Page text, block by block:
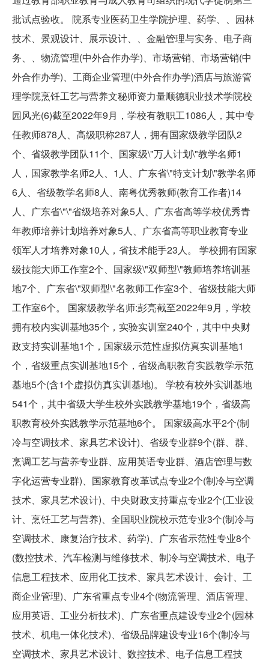
批试点验收。 院系专业医药卫生学院护理、药学、、园林
技术、景观设计、展示设计、、金融管理与实务、电子商
务、、物流管理(中外合作办学)、市场营销、市场营销(中
外合作办学)、工商企业管理(中外合作办学)酒店与旅游管
理学院烹饪工艺与营养文秘师资力量顺德职业技术学院校
园风光(6)截至2022年9月，学校有教职工1086人，其中专
任教师878人、高级职称287人，拥有国家级教学团队2
个、省级教学团队11个、国家级\"万人计划\"教学名师1
人，国家教学名师2人、1人、广东省\"特支计划\"教学名师
6人、省级教学名师8人、南粤优秀教师(教育工作者)14
人、广东省\"\"省级培养对象5人、广东省高等学校优秀青
年教师培养计划培养对象5人、广东省高等职业教育专业
领军人才培养对象10人，省技术能手23人。 学校拥有国家
级技能大师工作室2个、国家级\"双师型\"教师培养培训基
地7个、广东省\"双师型\"名教师工作室3个、省级技能大师
工作室6个。 国家级教学名师:彭亮截至2022年9月，学校
拥有校内实训基地35个，实验实训室240个，其中中央财
政支持实训基地1个，国家级示范性虚拟仿真实训基地1
个，省级重点实训基地15个，省级高职教育实践教学示范
基地5个(含1个虚拟仿真实训基地)。 学校有校外实训基地
541个，其中省级大学生校外实践教学基地19个，省级高
职教育校外实践教学示范基地6个。 国家级高水平2个(制
冷与空调技术、家具艺术设计)、省级专业群9个(群、群、
烹调工艺与营养专业群、应用英语专业群、酒店管理与数
字化运营专业群)、国家教育改革试点专业2个(制冷与空调
技术、家具艺术设计)、中央财政支持重点专业2个(工业设
计、烹饪工艺与营养)、全国职业院校示范专业3个(制冷与
空调技术、康复治疗技术、药学)、广东省示范性专业8个
(数控技术、汽车检测与维修技术、制冷与空调技术、电子
信息工程技术、应用化工技术、家具艺术设计、会计、工
商企业管理)、广东省重点专业4个(物流管理、酒店管理、
应用英语、工业分析技术)、广东省重点建设专业2个(园林
技术、机电一体化技术)、省级品牌建设专业16个(制冷与
空调技术、家具艺术设计、数控技术、电子信息工程技